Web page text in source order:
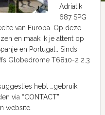
Adriatik
687 SPG
van Europa. Op deze
en maak ik je attent op
en Portugal.. Sinds
Globedrome T6810-2 2.3
hebt …gebruik
via “CONTACT”
website.